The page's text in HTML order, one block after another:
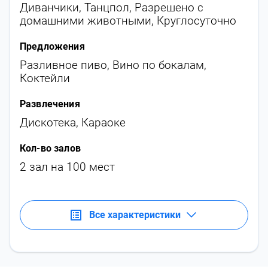
Диванчики, Танцпол, Разрешено с
домашними животными, Круглосуточно
Предложения
Разливное пиво, Вино по бокалам,
Коктейли
Развлечения
Дискотека, Караоке
Кол-во залов
2 зал на 100 мест
Все характеристики